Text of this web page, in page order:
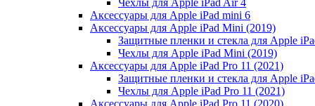
Аксессуары для Apple iPad mini 6
Аксессуары для Apple iPad Mini (2019)
Защитные пленки и стекла для Apple
Чехлы для Apple iPad Mini (2019)
Аксессуары для Apple iPad Pro 11 (2021)
Защитные пленки и стекла для Apple
Чехлы для Apple iPad Pro 11 (2021)
Аксессуары для Apple iPad Pro 11 (2020)